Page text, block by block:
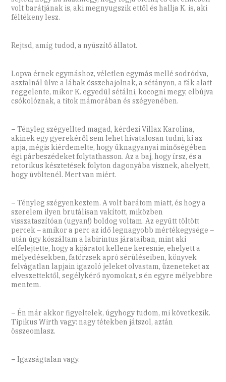
volt barátjának is, aki megnyugszik ettől és hallja K. is, aki
féltékeny lesz.
Rejtsd, amíg tudod, a nyüszítő állatot.
Lopva érnek egymáshoz, véletlen egymás mellé sodródva,
asztalnál ülve a lábak összehajolnak, a sétányon, a fák alatt
reggelente, mikor K. egyedül sétálni, kocogni megy, elbújva
csókolóznak, a titok mámorában és szégyenében.
–Tényleg szégyellted magad, kérdezi Villax Karolina,
akinek egy gyerekéről sem lehet hivatalosan tudni, ki az
apja, mégis kiérdemelte, hogy üknagyanyai minőségében
égi párbeszédeket folytathasson. Az a baj, hogy írsz, és a
retorikus késztetések folyton dagonyába visznek, ahelyett,
hogy üvöltenél. Mert van miért.
–Tényleg szégyenkeztem. A volt barátom miatt, és hogy a
szerelem ilyen brutálisan vakított, miközben
visszataszítóan (ugyan!) boldog voltam. Az együtt töltött
percek – amikor a perc az idő legnagyobb mértékegysége –
után úgy kószáltam a labirintus járataiban, mint aki
elfelejtette, hogy a kijáratot kellene keresnie, ehelyett a
mélyedésekben, fatörzsek apró sérüléseiben, könyvek
felvágatlan lapjain igazoló jeleket olvastam, üzeneteket az
elveszettektől, segélykérő nyomokat, s én egyre mélyebbre
mentem.
–Én már akkor figyeltelek, úgyhogy tudom, mi következik.
Tipikus Wirth vagy: nagy tétekben játszol, aztán
összeomlasz.
–Igazságtalan vagy.